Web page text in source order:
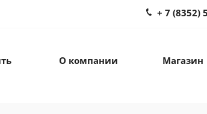
+ 7 (8352)
О компании Магазин